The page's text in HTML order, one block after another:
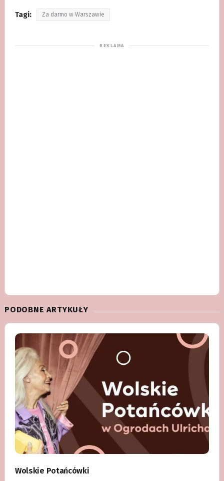
Tagi: Za darmo w Warszawie
PODOBNE ARTYKUŁY
Wolskie Potańcówki